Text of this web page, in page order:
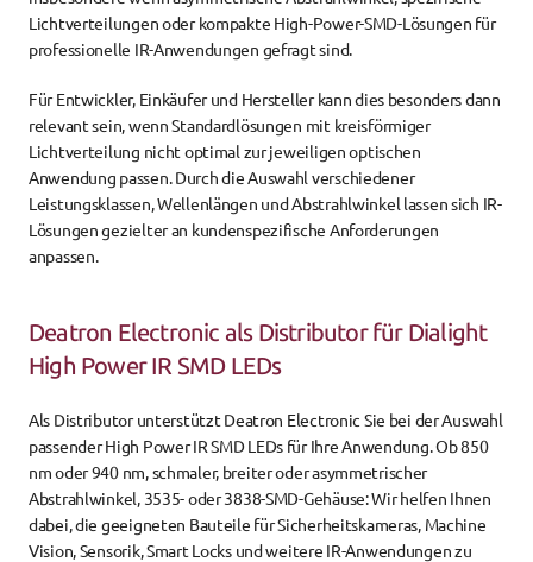
Lichtverteilungen oder kompakte High-Power-SMD-Lösungen für
professionelle IR-Anwendungen gefragt sind.
Für Entwickler, Einkäufer und Hersteller kann dies besonders dann
relevant sein, wenn Standardlösungen mit kreisförmiger
Lichtverteilung nicht optimal zur jeweiligen optischen
Anwendung passen. Durch die Auswahl verschiedener
Leistungsklassen, Wellenlängen und Abstrahlwinkel lassen sich IR-
Lösungen gezielter an kundenspezifische Anforderungen
anpassen.
Deatron Electronic als Distributor für Dialight
High Power IR SMD LEDs
Als Distributor unterstützt Deatron Electronic Sie bei der Auswahl
passender High Power IR SMD LEDs für Ihre Anwendung. Ob 850
nm oder 940 nm, schmaler, breiter oder asymmetrischer
Abstrahlwinkel, 3535- oder 3838-SMD-Gehäuse: Wir helfen Ihnen
dabei, die geeigneten Bauteile für Sicherheitskameras, Machine
Vision, Sensorik, Smart Locks und weitere IR-Anwendungen zu